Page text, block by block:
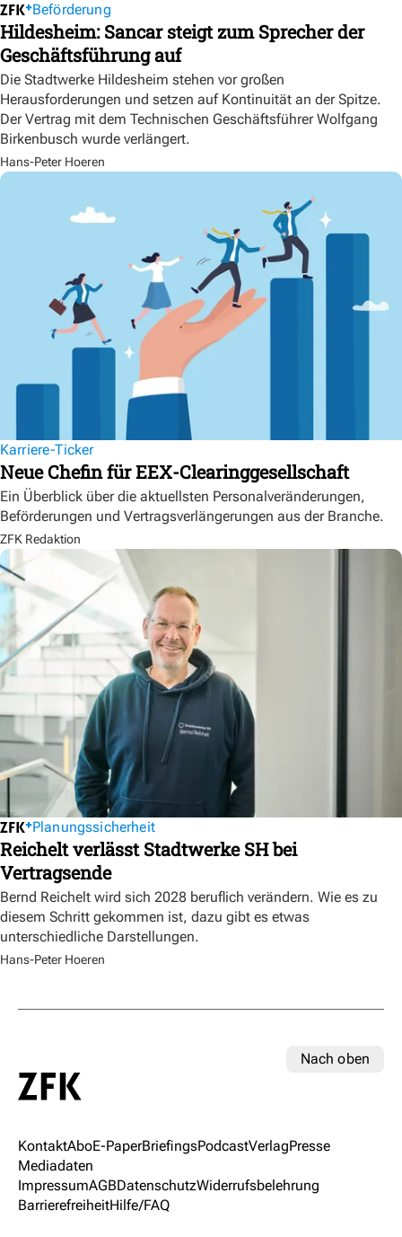
Beförderung
Hildesheim: Sancar steigt zum Sprecher der
Geschäftsführung auf
Die Stadtwerke Hildesheim stehen vor großen
Herausforderungen und setzen auf Kontinuität an der Spitze.
Der Vertrag mit dem Technischen Geschäftsführer Wolfgang
Birkenbusch wurde verlängert.
Hans-Peter Hoeren
Karriere-Ticker
Neue Chefin für EEX-Clearinggesellschaft
Ein Überblick über die aktuellsten Personalveränderungen,
Beförderungen und Vertragsverlängerungen aus der Branche.
ZFK Redaktion
Planungssicherheit
Reichelt verlässt Stadtwerke SH bei
Vertragsende
Bernd Reichelt wird sich 2028 beruflich verändern. Wie es zu
diesem Schritt gekommen ist, dazu gibt es etwas
unterschiedliche Darstellungen.
Hans-Peter Hoeren
Nach oben
KontaktAboE-PaperBriefingsPodcastVerlagPresse
Mediadaten
ImpressumAGBDatenschutzWiderrufsbelehrung
BarrierefreiheitHilfe/FAQ